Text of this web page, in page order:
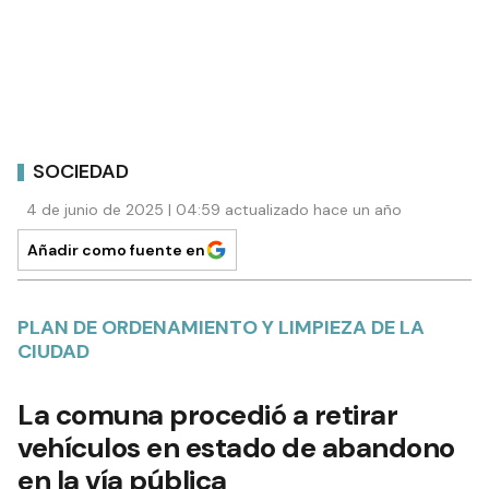
SOCIEDAD
4 de junio de 2025 | 04:59 actualizado hace un año
Añadir como fuente en
PLAN DE ORDENAMIENTO Y LIMPIEZA DE LA
CIUDAD
La comuna procedió a retirar
vehículos en estado de abandono
en la vía pública